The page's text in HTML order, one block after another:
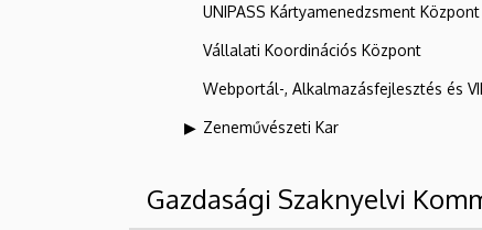
UNIPASS Kártyamenedzsment Központ
Vállalati Koordinációs Központ
Webportál-, Alkalmazásfejlesztés és
Zeneművészeti Kar
Gazdasági Szaknyelvi